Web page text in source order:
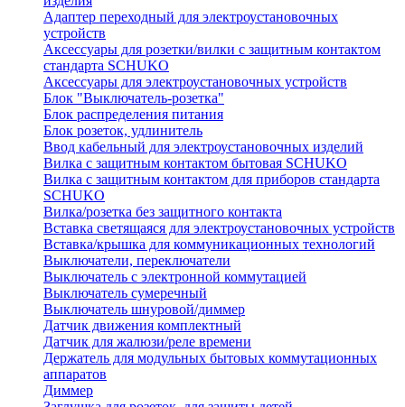
Адаптер переходный для электроустановочных
устройств
Аксессуары для розетки/вилки с защитным контактом
стандарта SCHUKO
Аксессуары для электроустановочных устройств
Блок "Выключатель-розетка"
Блок распределения питания
Блок розеток, удлинитель
Ввод кабельный для электроустановочных изделий
Вилка с защитным контактом бытовая SCHUKO
Вилка с защитным контактом для приборов стандарта
SCHUKO
Вилка/розетка без защитного контакта
Вставка светящаяся для электроустановочных устройств
Вставка/крышка для коммуникационных технологий
Выключатели, переключатели
Выключатель с электронной коммутацией
Выключатель сумеречный
Выключатель шнуровой/диммер
Датчик движения комплектный
Датчик для жалюзи/реле времени
Держатель для модульных бытовых коммутационных
аппаратов
Диммер